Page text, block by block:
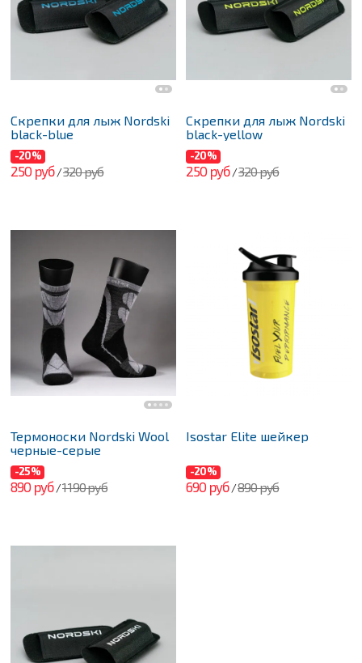
Скрепки для лыж Nordski
black-blue
-20%
250 руб/320 руб
Скрепки для лыж Nordski
black-yellow
-20%
250 руб/320 руб
Термоноски Nordski Wool
черные-серые
-25%
890 руб/1 190 руб
Isostar Elite шейкер
-20%
690 руб/890 руб